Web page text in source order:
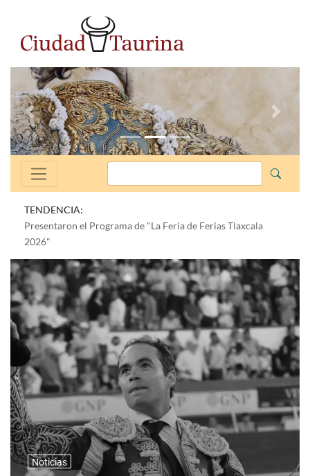
Anterior
TENDENCIA:
Presentaron el Programa de "La Feria de Ferias Tlaxcala
2026"
Noticias